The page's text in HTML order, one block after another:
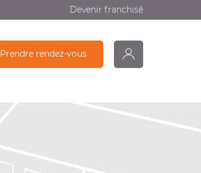
Devenir franchisé
Prendre rendez-vous